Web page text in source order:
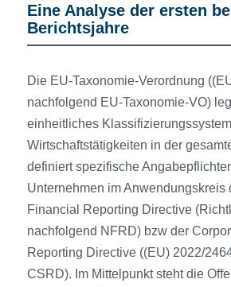
Eine Analyse der ersten
Berichtsjahre
Die EU-Taxonomie-Verordnung
nachfolgend EU-Taxonomie-VO)
einheitliches
Wirtschaftstätigkeiten in der
definiert spezifische
Unternehmen im Anwendungskreis
Financial Reporting Directive
nachfolgend NFRD) bzw der
Reporting Directive ((EU) 2022/
CSRD). Im Mittelpunkt steht die